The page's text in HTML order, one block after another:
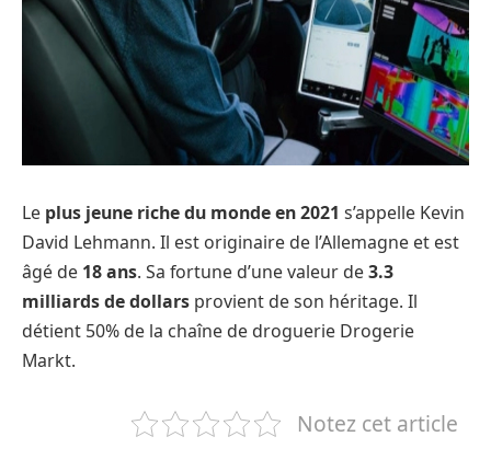
Le plus jeune riche du monde en 2021 s’appelle Kevin
David Lehmann. Il est originaire de l’Allemagne et est
âgé de 18 ans. Sa fortune d’une valeur de3.3
milliards de dollars provient de son héritage. Il
détient 50% de la chaîne de droguerie Drogerie
Markt.
Notez cet article